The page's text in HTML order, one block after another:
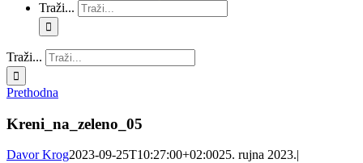
Traži...
Traži...
Prethodna
Kreni_na_zeleno_05
Davor Krog2023-09-25T10:27:00+02:0025. rujna 2023.|